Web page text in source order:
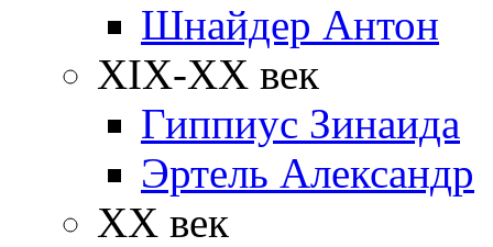
Шнайдер Антон
XIX-XX век
Гиппиус Зинаида
Эртель Александр
XX век